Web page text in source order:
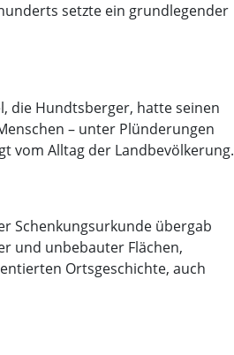
setzte ein grundlegender
die Hundtsberger, hatte seinen
– unter Plünderungen
vom Alltag der Landbevölkerung.
Schenkungsurkunde übergab
und unbebauter Flächen,
Ortsgeschichte, auch